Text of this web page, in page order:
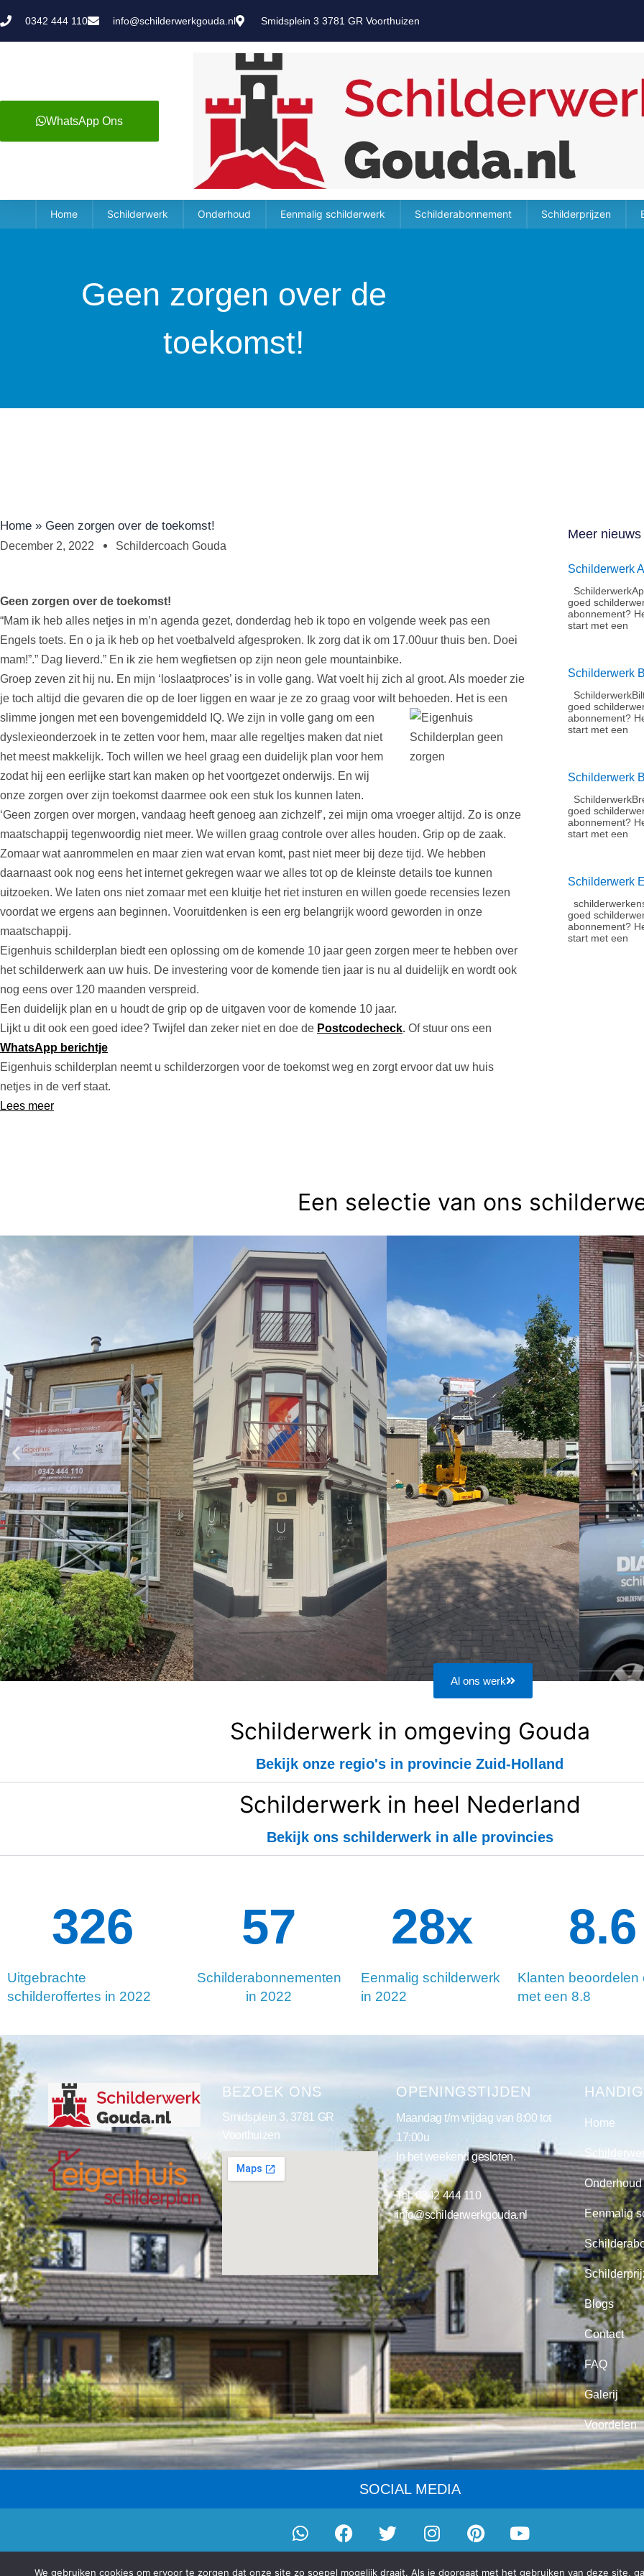
0342 444 110 info@schilderwerkgouda.nl Smidsplein 3 3781 GR Voorthuizen
WhatsApp Ons
Home Schilderwerk Onderhoud Eenmalig schilderwerk Schilderabonnement Schilderprijzen
Geen zorgen over de
toekomst!
Home » Geen zorgen over de toekomst!
December 2, 2022 Schildercoach Gouda
Geen zorgen over de toekomst!
“Mam ik heb alles netjes in m’n agenda gezet, donderdag heb ik topo en volgende week pas een
Engels toets. En o ja ik heb op het voetbalveld afgesproken. Ik zorg dat ik om 17.00uur thuis ben. Doei
mam!”.” Dag lieverd.” En ik zie hem wegfietsen op zijn neon gele mountainbike.
Groep zeven zit hij nu. En mijn ‘loslaatproces’ is in volle gang. Wat voelt hij zich al groot. Als moeder zie
je toch altijd die gevaren die op de loer liggen en waar je ze zo graag voor wilt behoeden. Het is een
slimme jongen met een bovengemiddeld IQ. We zijn in volle gang om een
dyslexieonderzoek in te zetten voor hem, maar alle regeltjes maken dat niet
het meest makkelijk. Toch willen we heel graag een duidelijk plan voor hem
zodat hij een eerlijke start kan maken op het voortgezet onderwijs. En wij
onze zorgen over zijn toekomst daarmee ook een stuk los kunnen laten.
‘Geen zorgen over morgen, vandaag heeft genoeg aan zichzelf’, zei mijn oma vroeger altijd. Zo is onze
maatschappij tegenwoordig niet meer. We willen graag controle over alles houden. Grip op de zaak.
Zomaar wat aanrommelen en maar zien wat ervan komt, past niet meer bij deze tijd. We hebben
daarnaast ook nog eens het internet gekregen waar we alles tot op de kleinste details toe kunnen
uitzoeken. We laten ons niet zomaar met een kluitje het riet insturen en willen goede recensies lezen
voordat we ergens aan beginnen. Vooruitdenken is een erg belangrijk woord geworden in onze
maatschappij.
Eigenhuis schilderplan biedt een oplossing om de komende 10 jaar geen zorgen meer te hebben over
het schilderwerk aan uw huis. De investering voor de komende tien jaar is nu al duidelijk en wordt ook
nog eens over 120 maanden verspreid.
Een duidelijk plan en u houdt de grip op de uitgaven voor de komende 10 jaar.
Lijkt u dit ook een goed idee? Twijfel dan zeker niet en doe de Postcodecheck. Of stuur ons een
WhatsApp berichtje
Eigenhuis schilderplan neemt u schilderzorgen voor de toekomst weg en zorgt ervoor dat uw huis
netjes in de verf staat.
Lees meer
Meer nieuws
Schilderwerk
goed
abonnement?​
start met een
Schilderwerk
goed
abonnement?​
start met een
Schilderwerk
goed
abonnement?​
start met een
Schilderwerk
goed
abonnement?​
start met een
Een selectie van ons
Al ons werk
Schilderwerk in omgeving Gouda
Bekijk onze regio's in provincie Zuid-Holland
Schilderwerk in heel Nederland
Bekijk ons schilderwerk in alle provincies
Uitgebrachte
schilderoffertes in 2022
334
Schilderabonnementen
in 2022
126
Eenmalig schilderwerk
in 2022
34x
Klanten beoordelen
met een 8.8
8.8
BEZOEK ONS
Smidsplein 3, 3781 GR
Voorthuizen
OPENINGSTIJDEN
Maandag t/m vrijdag van 8:00 tot
17:00u
In het weekend gesloten.
Tel:0342 444 110
info@schilderwerkgouda.nl
Home
Onderhoud
Eenmalig
Blogs
Contact
FAQ
Galerij
Voordelen
SOCIAL MEDIA
© 2026 Schilderwerk Gouda - onderdeel van Eigenhuis Schilderplan, vereniging van schilders |
We gebruiken cookies om ervoor te zorgen dat onze site zo soepel mogelijk draait. Als je doorgaat met het gebruiken van deze site,